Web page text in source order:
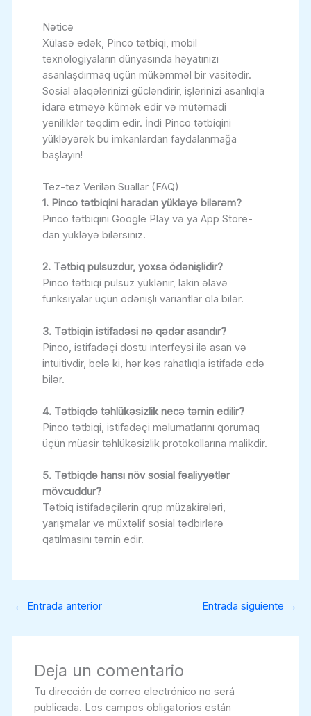
Nəticə
Xülasə edək, Pinco tətbiqi, mobil
texnologiyaların dünyasında həyatınızı
asanlaşdırmaq üçün mükəmməl bir vasitədir.
Sosial əlaqələrinizi gücləndirir, işlərinizi asanlıqla
idarə etməyə kömək edir və mütəmadi
yeniliklər təqdim edir. İndi Pinco tətbiqini
yükləyərək bu imkanlardan faydalanmağa
başlayın!
Tez-tez Verilən Suallar (FAQ)
1. Pinco tətbiqini haradan yükləyə bilərəm?
Pinco tətbiqini Google Play və ya App Store-
dan yükləyə bilərsiniz.
2. Tətbiq pulsuzdur, yoxsa ödənişlidir?
Pinco tətbiqi pulsuz yüklənir, lakin əlavə
funksiyalar üçün ödənişli variantlar ola bilər.
3. Tətbiqin istifadəsi nə qədər asandır?
Pinco, istifadəçi dostu interfeysi ilə asan və
intuitivdir, belə ki, hər kəs rahatlıqla istifadə edə
bilər.
4. Tətbiqdə təhlükəsizlik necə təmin edilir?
Pinco tətbiqi, istifadəçi məlumatlarını qorumaq
üçün müasir təhlükəsizlik protokollarına malikdir.
5. Tətbiqdə hansı növ sosial fəaliyyətlər
mövcuddur?
Tətbiq istifadəçilərin qrup müzakirələri,
yarışmalar və müxtəlif sosial tədbirlərə
qatılmasını təmin edir.
← Entrada anterior Entrada siguiente →
Deja un comentario
Tu dirección de correo electrónico no será
publicada. Los campos obligatorios están